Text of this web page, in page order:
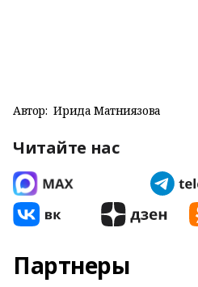
Автор: Ирида Матниязова
Читайте нас
Партнеры